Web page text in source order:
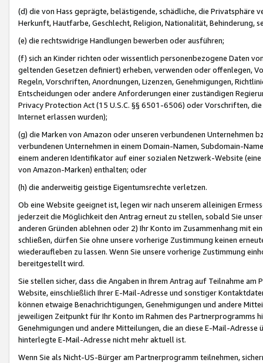
(d) die von Hass geprägte, belästigende, schädliche, die Privatsphäre
Herkunft, Hautfarbe, Geschlecht, Religion, Nationalität, Behinderung,
(e) die rechtswidrige Handlungen bewerben oder ausführen;
(f) sich an Kinder richten oder wissentlich personenbezogene Daten
geltenden Gesetzen definiert) erheben, verwenden oder offenlegen,
Regeln, Vorschriften, Anordnungen, Lizenzen, Genehmigungen,
Entscheidungen oder andere Anforderungen einer zuständigen
Privacy Protection Act (15 U.S.C. §§ 6501-6506) oder Vorschriften,
Internet erlassen wurden);
(g) die Marken von Amazon oder unseren verbundenen Unternehmen
verbundenen Unternehmen in einem Domain-Namen, Subdomain-
einem anderen Identifikator auf einer sozialen Netzwerk-Website
von Amazon-Marken) enthalten; oder
(h) die anderweitig geistige Eigentumsrechte verletzen.
Ob eine Website geeignet ist, legen wir nach unserem alleinigen
jederzeit die Möglichkeit den Antrag erneut zu stellen, sobald Sie
anderen Gründen ablehnen oder 2) Ihr Konto im Zusammenhang mit
schließen, dürfen Sie ohne unsere vorherige Zustimmung keinen
wiederaufleben zu lassen. Wenn Sie unsere vorherige Zustimmung
bereitgestellt wird.
Sie stellen sicher, dass die Angaben in Ihrem Antrag auf Teilnahme
Website, einschließlich Ihrer E-Mail-Adresse und sonstiger
können etwaige Benachrichtigungen, Genehmigungen und andere
jeweiligen Zeitpunkt für Ihr Konto im Rahmen des Partnerprogramms
Genehmigungen und andere Mitteilungen, die an diese E-Mail-
hinterlegte E-Mail-Adresse nicht mehr aktuell ist.
Wenn Sie als Nicht-US-Bürger am Partnerprogramm teilnehmen,